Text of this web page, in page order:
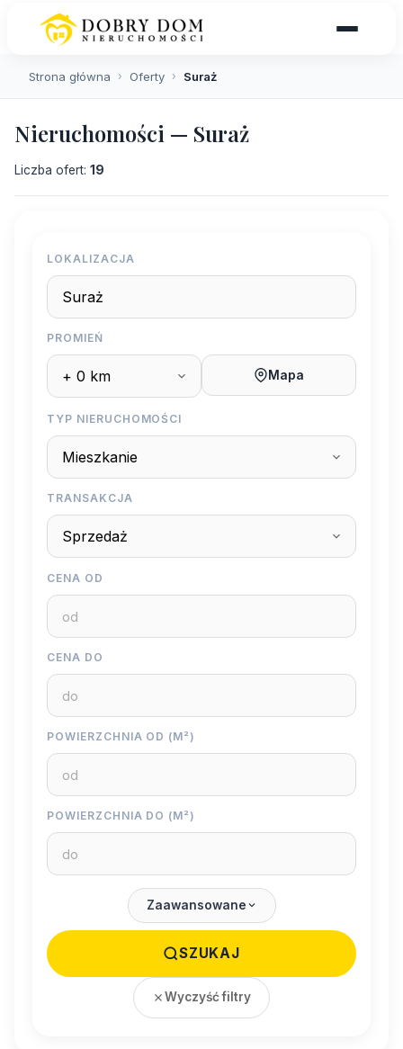
Strona główna › Oferty › Suraż
Nieruchomości — Suraż
Liczba ofert: 19
LOKALIZACJA
PROMIEŃ
Mapa
TYP NIERUCHOMOŚCI
TRANSAKCJA
CENA OD
CENA DO
POWIERZCHNIA OD (M²)
POWIERZCHNIA DO (M²)
Zaawansowane
SZUKAJ
Wyczyść filtry